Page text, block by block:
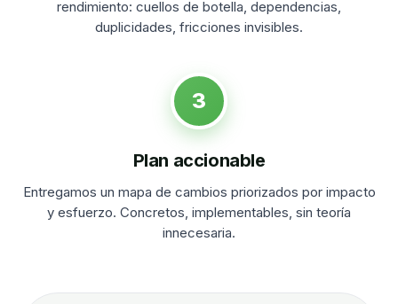
rendimiento: cuellos de botella, dependencias,
duplicidades, fricciones invisibles.
3
Plan accionable
Entregamos un mapa de cambios priorizados por impacto
y esfuerzo. Concretos, implementables, sin teoría
innecesaria.